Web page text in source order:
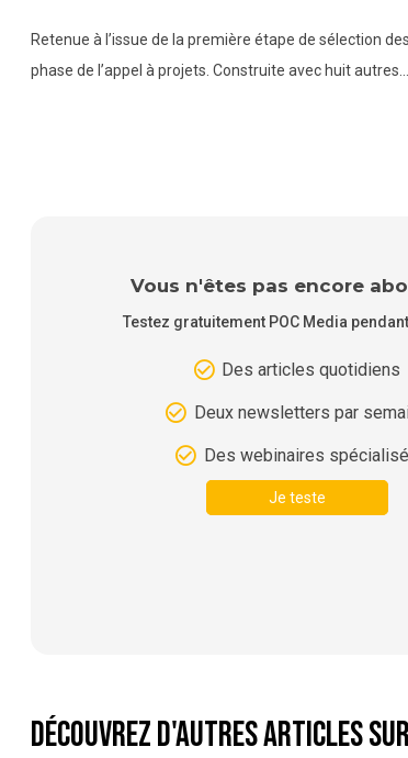
Retenue à l’issue de la première étape de sélection
phase de l’appel à projets. Construite avec huit autres…
Vous n'êtes pas encore
Testez gratuitement POC Media
Des articles quotidiens
Deux newsletters par
Des webinaires
Je teste
Découvrez d'autres articles